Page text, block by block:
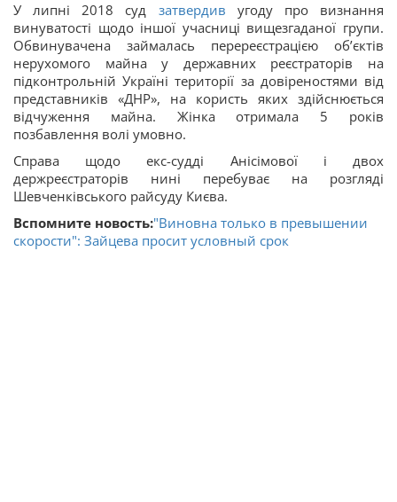
У липні 2018 суд затвердив угоду про визнання
винуватості щодо іншої учасниці вищезгаданої групи.
Обвинувачена займалась перереєстрацією об’єктів
нерухомого майна у державних реєстраторів на
підконтрольній Україні території за довіреностями від
представників «ДНР», на користь яких здійснюється
відчуження майна. Жінка отримала 5 років
позбавлення волі умовно.
Справа щодо екс-судді Анісімової і двох
держреєстраторів нині перебуває на розгляді
Шевченківського райсуду Києва.
Вспомните новость:"Виновна только в превышении
скорости": Зайцева просит условный срок